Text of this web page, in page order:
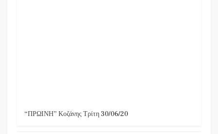
“ΠΡΩΙΝΗ” Κοζάνης Τρίτη 30/06/20